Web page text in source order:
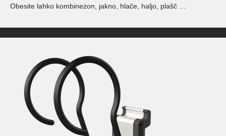
Obesite lahko kombinezon, jakno, hlače, haljo, plašč …